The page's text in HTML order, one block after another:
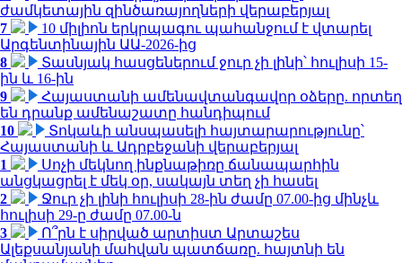
ժամկետային զինծառայողների վերաբերյալ
7
10 միլիոն երկրպագու պահանջում է վտարել
Արգենտինային ԱԱ-2026-ից
8
Տասնյակ հասցեներում ջուր չի լինի՝ հուլիսի 15-
ին և 16-ին
9
Հայաստանի ամենավտանգավոր օձերը. որտեղ
են դրանք ամենաշատը հանդիպում
10
Տոկաևի անսպասելի հայտարարությունը՝
Հայաստանի և Ադրբեջանի վերաբերյալ
1
Սոչի մեկնող ինքնաթիռը ճանապարհին
անցկացրել է մեկ օր, սակայն տեղ չի հասել
2
Ջուր չի լինի հուլիսի 28-ին ժամը 07.00-ից մինչև
հուլիսի 29-ը ժամը 07.00-ն
3
Ո՞րն է սիրված արտիստ Արտաշես
Ալեքսանյանի մահվան պատճառը. հայտնի են